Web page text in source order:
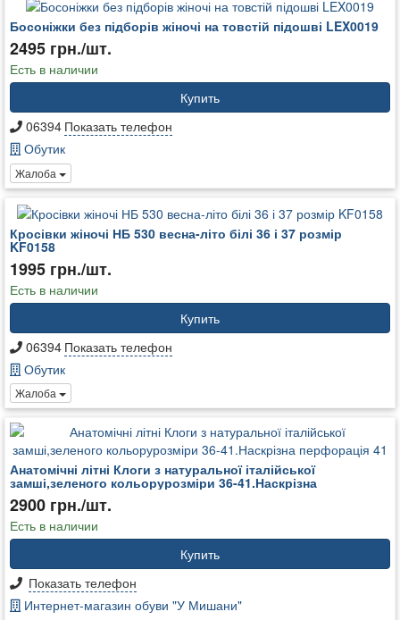
Босоніжки без підборів жіночі на товстій підошві LEX0019
2495 грн./шт.
Есть в наличии
Купить
06394 Показать телефон
Обутик
Жалоба
Кросівки жіночі НБ 530 весна-літо білі 36 і 37 розмір
KF0158
1995 грн./шт.
Есть в наличии
Купить
06394 Показать телефон
Обутик
Жалоба
Анатомічні літні Клоги з натуральної італійської
замші,зеленого кольорурозміри 36-41.Наскрізна
2900 грн./шт.
Есть в наличии
Купить
Показать телефон
Интернет-магазин обуви "У Мишани"